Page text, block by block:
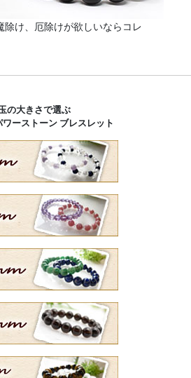
除け、厄除けが欲しいならコレ
の大きさで選ぶ
ワーストーン ブレスレット